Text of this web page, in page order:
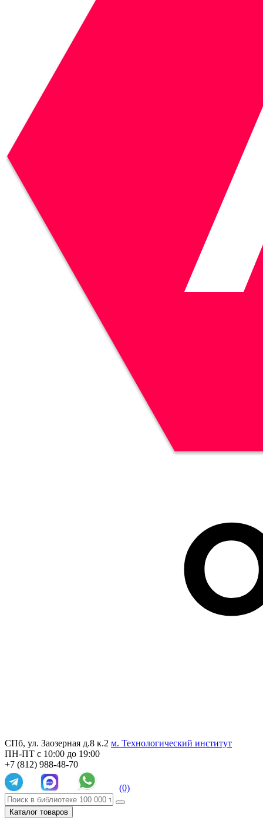
СПб, ул. Заозерная д.8 к.2 м. Технологический институт
ПН-ПТ с 10:00 до 19:00
+7 (812) 988-48-70
(0)
Каталог товаров